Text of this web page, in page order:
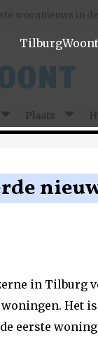
woonnieuws in
Plaats
in Tilburg
Het
eerste